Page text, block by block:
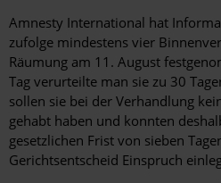
Amnesty International hat
zufolge mindestens vier
Räumung am 11. August
Tag verurteilte man sie zu 30
sollen sie bei der Verhandlung
gehabt haben und konnten
gesetzlichen Frist von sieben
Gerichtsentscheid Einspruch